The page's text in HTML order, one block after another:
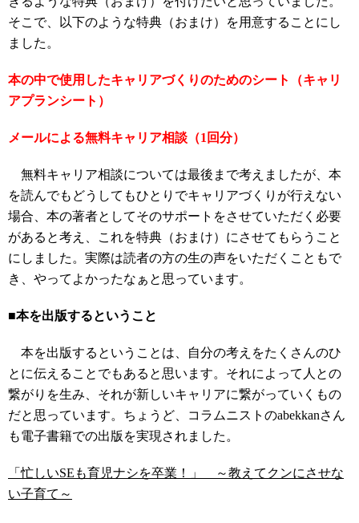
そこで、以下のような特典（おまけ）を用意することにし
ました。
本の中で使用したキャリアづくりのためのシート（キャリ
アプランシート）
メールによる無料キャリア相談（1回分）
無料キャリア相談については最後まで考えましたが、本
を読んでもどうしてもひとりでキャリアづくりが行えない
場合、本の著者としてそのサポートをさせていただく必要
があると考え、これを特典（おまけ）にさせてもらうこと
にしました。実際は読者の方の生の声をいただくこともで
き、やってよかったなぁと思っています。
■本を出版するということ
本を出版するということは、自分の考えをたくさんのひ
とに伝えることでもあると思います。それによって人との
繋がりを生み、それが新しいキャリアに繋がっていくもの
だと思っています。ちょうど、コラムニストのabekkanさん
も電子書籍での出版を実現されました。
「忙しいSEも育児ナシを卒業！」 ～教えてクンにさせな
い子育て～